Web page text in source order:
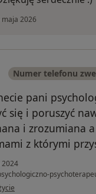
maja 2026
Numer telefonu
pani
się i poruszyć
i zrozumiana
z którymi
2024
Ania